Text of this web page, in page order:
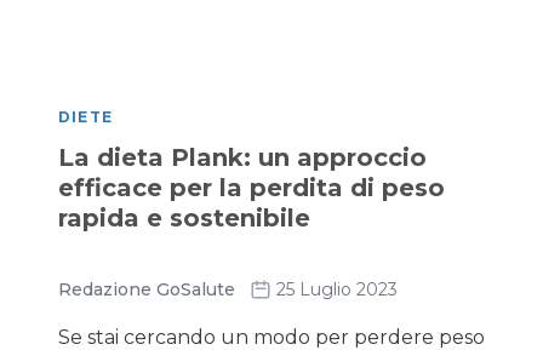
DIETE
La dieta Plank: un approccio
efficace per la perdita di peso
rapida e sostenibile
Redazione GoSalute 25 Luglio 2023
Se stai cercando un modo per perdere peso